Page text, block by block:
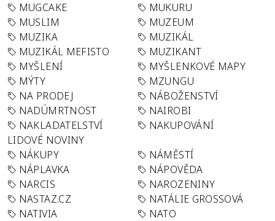
MUGCAKE
MUKURU
MUSLIM
MUZEUM
MUZIKA
MUZIKÁL
MUZIKÁL MEFISTO
MUZIKANT
MYŠLENÍ
MYŠLENKOVÉ MAPY
MÝTY
MZUNGU
NA PRODEJ
NÁBOŽENSTVÍ
NADÚMRTNOST
NAIROBI
NAKLADATELSTVÍ
LIDOVÉ NOVINY
NAKUPOVÁNÍ
NÁKUPY
NÁMĚSTÍ
NÁPLAVKA
NÁPOVĚDA
NARCIS
NAROZENINY
NASTAZ.CZ
NATÁLIE GROSSOVÁ
NATIVIA
NATO